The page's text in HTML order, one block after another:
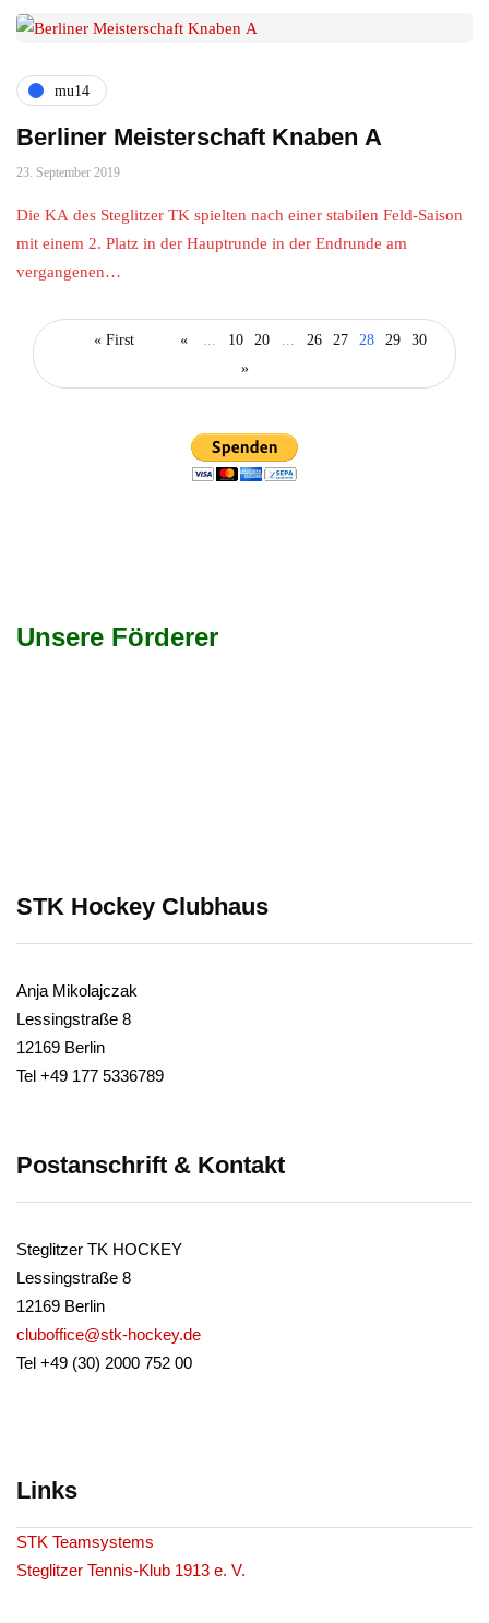
mu14
Berliner Meisterschaft Knaben A
23. September 2019
Die KA des Steglitzer TK spielten nach einer stabilen Feld-Saison
mit einem 2. Platz in der Hauptrunde in der Endrunde am
vergangenen…
« First « ... 10 20 ... 26 27 28 29
30
»
Unsere Förderer
STK Hockey Clubhaus
Anja Mikolajczak
Lessingstraße 8
12169 Berlin
Tel +49 177 5336789
Postanschrift & Kontakt
Steglitzer TK HOCKEY
Lessingstraße 8
12169 Berlin
cluboffice@stk-hockey.de
Tel +49 (30) 2000 752 00
Links
STK Teamsystems
Steglitzer Tennis-Klub 1913 e. V.